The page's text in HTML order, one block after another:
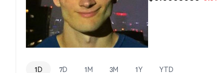
1D 7D 1M 3M 1Y YTD